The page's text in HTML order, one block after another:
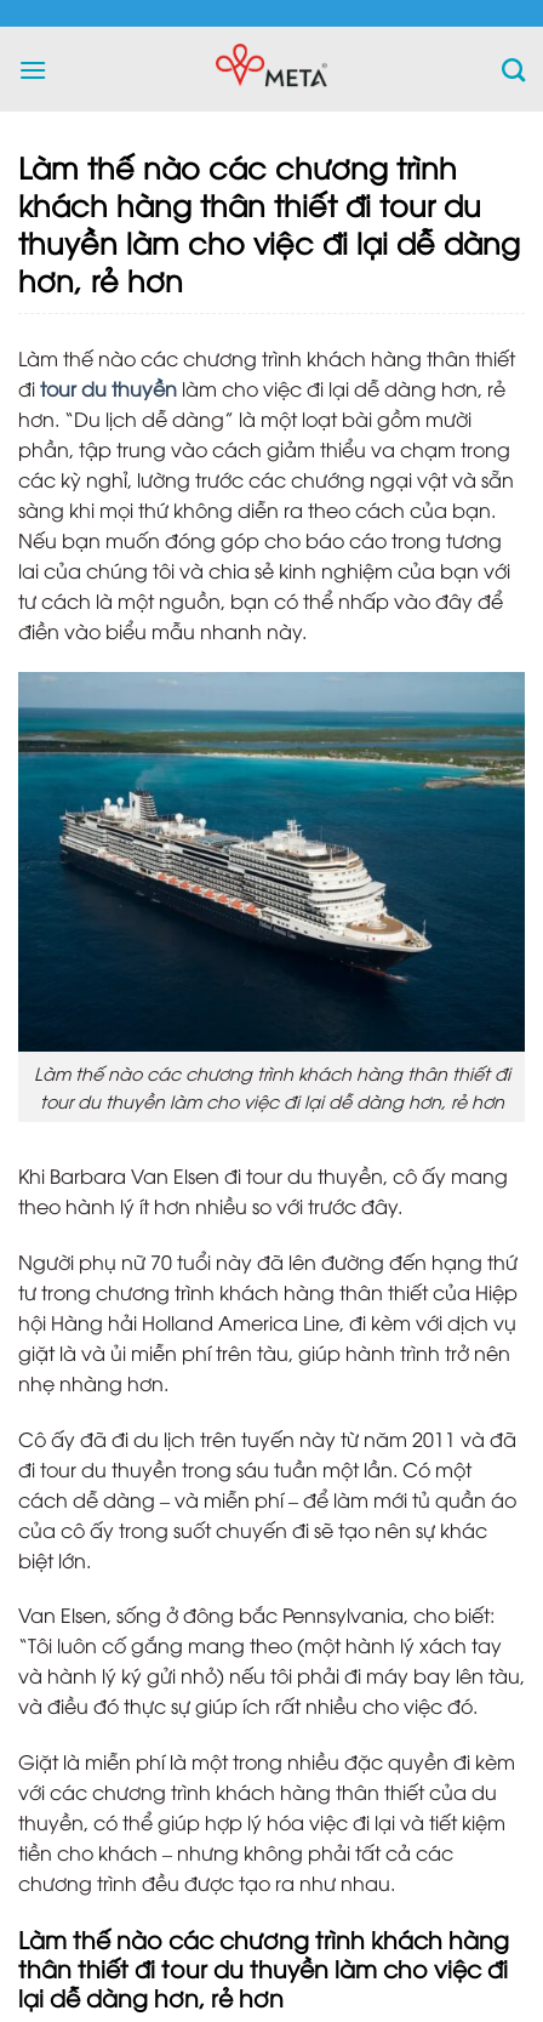
content
Làm thế nào các chương trình
khách hàng thân thiết đi tour du
thuyền làm cho việc đi lại dễ dàng
hơn, rẻ hơn
Làm thế nào các chương trình khách hàng thân thiết
đitour du thuyền làm cho việc đi lại dễ dàng hơn, rẻ
hơn. “Du lịch dễ dàng” là một loạt bài gồm mười
phần, tập trung vào cách giảm thiểu va chạm trong
các kỳ nghỉ, lường trước các chướng ngại vật và sẵn
sàng khi mọi thứ không diễn ra theo cách của bạn.
Nếu bạn muốn đóng góp cho báo cáo trong tương
lai của chúng tôi và chia sẻ kinh nghiệm của bạn với
tư cách là một nguồn, bạn có thể nhấp vào đây để
điền vào biểu mẫu nhanh này.
Làm thế nào các chương trình khách hàng thân thiết đi
tour du thuyền làm cho việc đi lại dễ dàng hơn, rẻ hơn
Khi Barbara Van Elsen đi tour du thuyền, cô ấy mang
theo hành lý ít hơn nhiều so với trước đây.
Người phụ nữ 70 tuổi này đã lên đường đến hạng thứ
tư trong chương trình khách hàng thân thiết của Hiệp
hội Hàng hải Holland America Line, đi kèm với dịch vụ
giặt là và ủi miễn phí trên tàu, giúp hành trình trở nên
nhẹ nhàng hơn.
Cô ấy đã đi du lịch trên tuyến này từ năm 2011 và đã
đi tour du thuyền trong sáu tuần một lần. Có một
cách dễ dàng – và miễn phí – để làm mới tủ quần áo
của cô ấy trong suốt chuyến đi sẽ tạo nên sự khác
biệt lớn.
Van Elsen, sống ở đông bắc Pennsylvania, cho biết:
“Tôi luôn cố gắng mang theo (một hành lý xách tay
và hành lý ký gửi nhỏ) nếu tôi phải đi máy bay lên tàu,
và điều đó thực sự giúp ích rất nhiều cho việc đó.
Giặt là miễn phí là một trong nhiều đặc quyền đi kèm
với các chương trình khách hàng thân thiết của du
thuyền, có thể giúp hợp lý hóa việc đi lại và tiết kiệm
tiền cho khách – nhưng không phải tất cả các
chương trình đều được tạo ra như nhau.
Làm thế nào các chương trình khách hàng
thân thiết đi tour du thuyền làm cho việc đi
lại dễ dàng hơn, rẻ hơn